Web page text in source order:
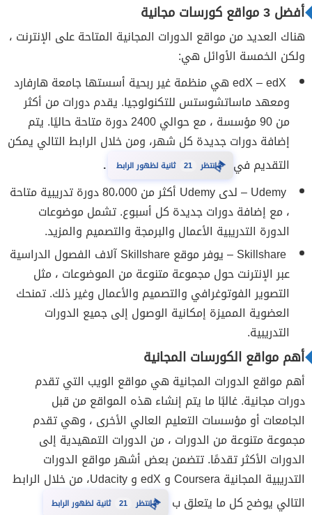
أفضل 3 مواقع كورسات مجانية
هناك العديد من مواقع الدورات المجانية المتاحة على الإنترنت ،
ولكن الخمسة الأوائل هي:
edX – edX هي منظمة غير ربحية أسستها جامعة هارفارد
ومعهد ماساتشوستس للتكنولوجيا. يقدم دورات من أكثر
من 90 مؤسسة ، مع حوالي 2400 دورة متاحة حاليًا. يتم
إضافة دورات جديدة كل شهر، ومن خلال الرابط التالي يمكن
التقديم في
⏳انتظر 20 ثانية لظهور الرابط
.
Udemy – لدى Udemy أكثر من 80،000 دورة تدريبية متاحة
، مع إضافة دورات جديدة كل أسبوع. تشمل موضوعات
الدورة التدريبية الأعمال والبرمجة والتصميم والمزيد.
Skillshare – يوفر موقع Skillshare آلاف الفصول الدراسية
عبر الإنترنت حول مجموعة متنوعة من الموضوعات ، مثل
التصوير الفوتوغرافي والتصميم والأعمال وغير ذلك. تمنحك
العضوية المميزة إمكانية الوصول إلى جميع الدورات
التدريبية.
أهم مواقع الكورسات المجانية
أهم مواقع الدورات المجانية هي مواقع الويب التي تقدم
دورات مجانية. غالبًا ما يتم إنشاء هذه المواقع من قبل
الجامعات أو مؤسسات التعليم العالي الأخرى ، وهي تقدم
مجموعة متنوعة من الدورات ، من الدورات التمهيدية إلى
الدورات الأكثر تقدمًا. تتضمن بعض أشهر مواقع الدورات
التدريبية المجانية Coursera و edX و Udacity، من خلال الرابط
التالي يوضح كل ما يتعلق ب
⏳انتظر 20 ثانية لظهور الرابط